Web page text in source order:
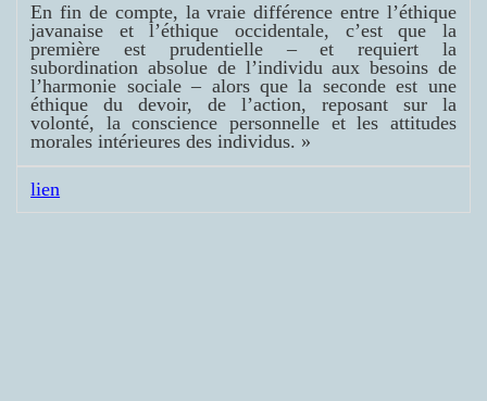
En fin de compte, la vraie différence entre l’éthique
javanaise et l’éthique occidentale, c’est que la
première est prudentielle – et requiert la
subordination absolue de l’individu aux besoins de
l’harmonie sociale – alors que la seconde est une
éthique du devoir, de l’action, reposant sur la
volonté, la conscience personnelle et les attitudes
morales intérieures des individus. »
lien